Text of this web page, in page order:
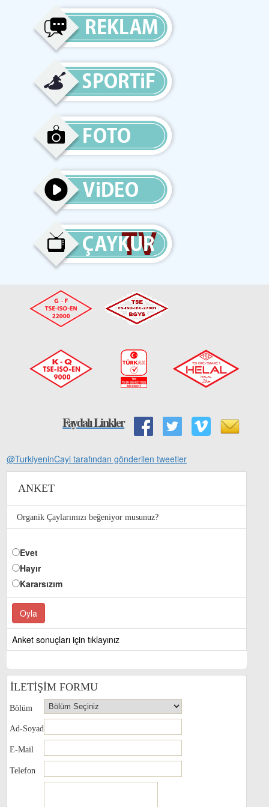
Faydalı Linkler
@TurkiyeninCayi tarafından gönderilen tweetler
ANKET
Organik Çaylarımızı beğeniyor musunuz?
Evet
Hayır
Kararsızım
Anket sonuçları için tıklayınız
İLETİŞİM FORMU
Bölüm
Ad-Soyad
E-Mail
Telefon